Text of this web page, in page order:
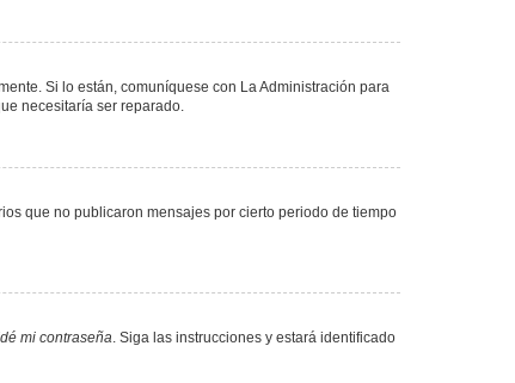
Si lo están, comuníquese con La Administración para
necesitaría ser reparado.
que no publicaron mensajes por cierto periodo de tiempo
mi contraseña. Siga las instrucciones y estará identificado